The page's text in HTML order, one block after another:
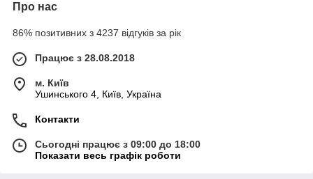
Про нас
86% позитивних з 4237 відгуків за рік
Працює з 28.08.2018
м. Київ
Ушинського 4, Київ, Україна
Контакти
Сьогодні працює з 09:00 до 18:00
Показати весь графік роботи